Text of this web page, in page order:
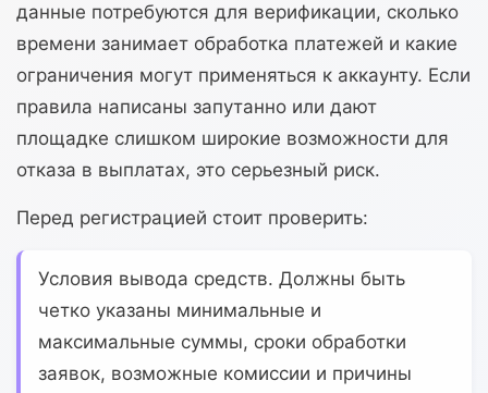
данные потребуются для верификации, сколько
времени занимает обработка платежей и какие
ограничения могут применяться к аккаунту. Если
правила написаны запутанно или дают
площадке слишком широкие возможности для
отказа в выплатах, это серьезный риск.
Перед регистрацией стоит проверить:
Условия вывода средств. Должны быть
четко указаны минимальные и
максимальные суммы, сроки обработки
заявок, возможные комиссии и причины